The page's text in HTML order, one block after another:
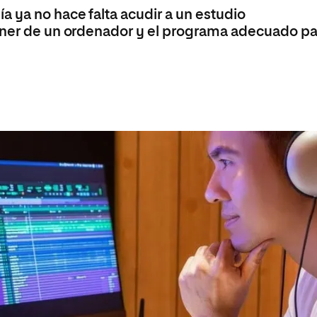
ya no hace falta acudir a un estudio
de un ordenador y el programa adecuado